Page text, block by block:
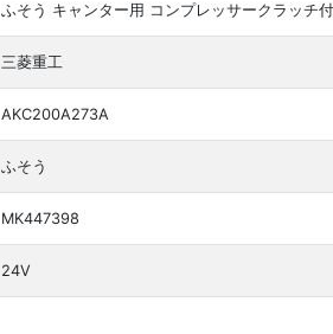
ふそう キャンター用 コンプレッサークラッチ
三菱重工
AKC200A273A
ふそう
MK447398
24V